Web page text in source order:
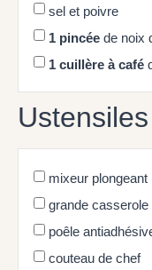
sel et poivre
1 pincée de noix
1 cuillère à café
Ustensiles
mixeur plongeant
grande casserole
poêle
couteau de chef